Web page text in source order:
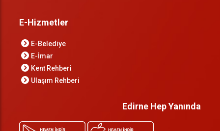
E-Hizmetler
E-Belediye
E-İmar
Kent Rehberi
Ulaşım Rehberi
Edirne Hep Yanında